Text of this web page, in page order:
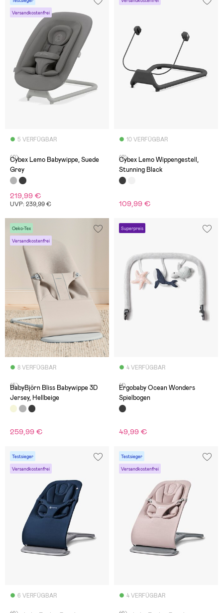
Versandkostenfrei
5 VERFÜGBAR
(0)
Cybex Lemo Babywippe, Suede
Grey
219,99 €
UVP: 239,99 €
10 VERFÜGBAR
(2)
Cybex Lemo Wippengestell,
Stunning Black
109,99 €
Oeko-Tex
Versandkostenfrei
8 VERFÜGBAR
(5)
BabyBjörn Bliss Babywippe 3D
Jersey, Hellbeige
259,99 €
Superpreis
4 VERFÜGBAR
(1)
Ergobaby Ocean Wonders
Spielbogen
49,99 €
Testsieger
Versandkostenfrei
6 VERFÜGBAR
Testsieger
Versandkostenfrei
4 VERFÜGBAR